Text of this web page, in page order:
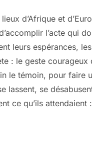
d’Afrique et
l’acte qui
leurs espérances,
: le geste
le témoin, pour
lassent, se
ce qu’ils